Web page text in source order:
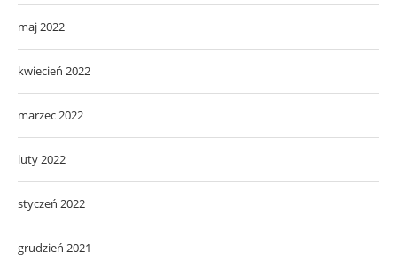
maj 2022
kwiecień 2022
marzec 2022
luty 2022
styczeń 2022
grudzień 2021